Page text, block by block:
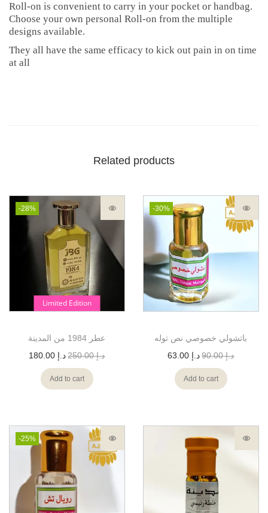
Roll-on is convenient to carry in your pocket or handbag.
Choose your own personal Roll-on from the multiple
designs available.
They all have the same efficacy to kick out pain in on time
at all
Related products
-28%
Limited Edition
عطر 1984 من المدينة
د.إ250.00 د.إ
Add to cart
-30%
باتشولي خصوصي نص توله
د.إ90.00 د.إ
Add to cart
-25%